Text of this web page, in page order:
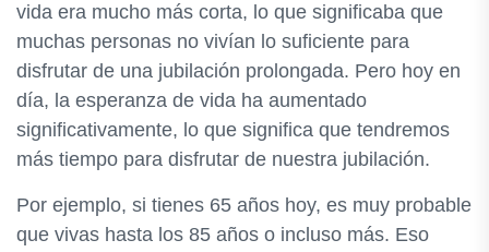
vida era mucho más corta, lo que significaba que
muchas personas no vivían lo suficiente para
disfrutar de una jubilación prolongada. Pero hoy en
día, la esperanza de vida ha aumentado
significativamente, lo que significa que tendremos
más tiempo para disfrutar de nuestra jubilación.
Por ejemplo, si tienes 65 años hoy, es muy probable
que vivas hasta los 85 años o incluso más. Eso